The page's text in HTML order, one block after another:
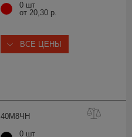
0 шт
от 20,30 р.
ВСЕ ЦЕНЫ
40М8ЧН
0 шт